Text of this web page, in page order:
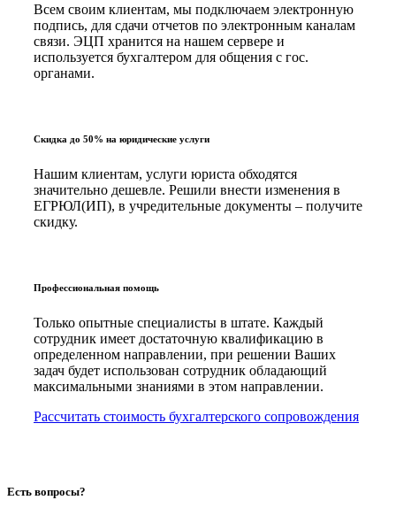
Всем своим клиентам, мы подключаем электронную
подпись, для сдачи отчетов по электронным каналам
связи. ЭЦП хранится на нашем сервере и
используется бухгалтером для общения с гос.
органами.
Скидка до 50% на юридические услуги
Нашим клиентам, услуги юриста обходятся
значительно дешевле. Решили внести изменения в
ЕГРЮЛ(ИП), в учредительные документы – получите
скидку.
Профессиональная помощь
Только опытные специалисты в штате. Каждый
сотрудник имеет достаточную квалификацию в
определенном направлении, при решении Ваших
задач будет использован сотрудник обладающий
максимальными знаниями в этом направлении.
Рассчитать стоимость бухгалтерского сопровождения
Есть вопросы?